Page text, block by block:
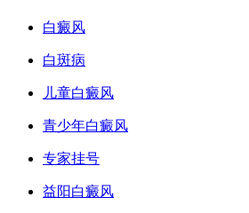
白癜风
白斑病
儿童白癜风
青少年白癜风
专家挂号
益阳白癜风